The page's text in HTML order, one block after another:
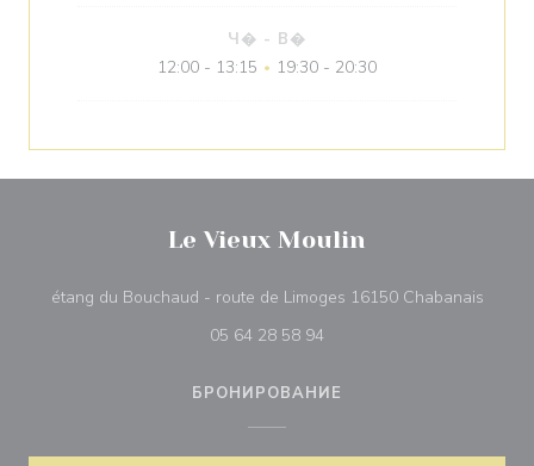
Ч� - В�
12:00 - 13:15 • 19:30 - 20:30
Le Vieux Moulin
étang du Bouchaud - route de Limoges 16150 Chabanais
05 64 28 58 94
БРОНИРОВАНИЕ